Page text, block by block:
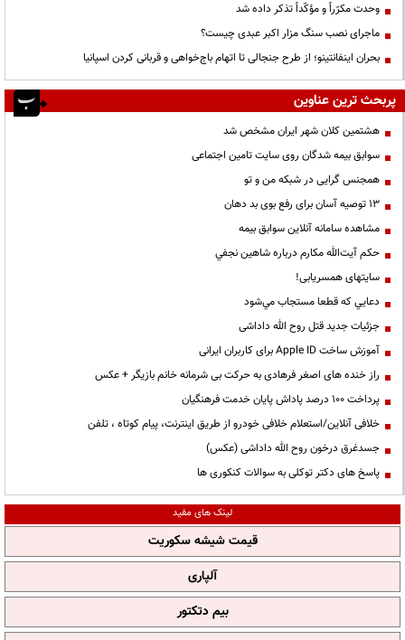
وحدت مکرّراً و مؤکّداً تذکر داده شد
ماجرای نصب سنگ مزار اکبر عبدی چیست؟
بحران اینفانتینو؛ از طرح جنجالی تا اتهام باج‌خواهی و قربانی کردن اسپانیا
پربحث ترین عناوین
هشتمین کلان شهر ایران مشخص شد
سوابق بیمه شدگان روی سایت تامین اجتماعی
همجنس گرایی در شبکه من و تو
13 توصیه آسان برای رفع بوی بد دهان
مشاهده سامانه آنلاين سوابق بیمه
حكم آيت‌الله مكارم درباره شاهين نجفي
سایتهای همسریابی!
دعايي كه قطعا مستجاب مي‌شود
جزئیات جدید قتل روح الله داداشی
آموزش ساخت Apple ID برای کاربران ایرانی
راز خنده های اصغر فرهادی به حرکت بی شرمانه خانم بازیگر + عکس
پرداخت ۱۰۰ درصد پاداش پایان خدمت فرهنگیان
خلافی آنلاین/استعلام خلافی خودرو از طریق اینترنت، پیام کوتاه ، تلفن
جسدغرق درخون روح الله داداشی (عکس)
پاسخ های دکتر توکلی به سوالات کنکوری ها
لینک های مفید
قیمت شیشه سکوریت
آلپاری
بیم دتکتور